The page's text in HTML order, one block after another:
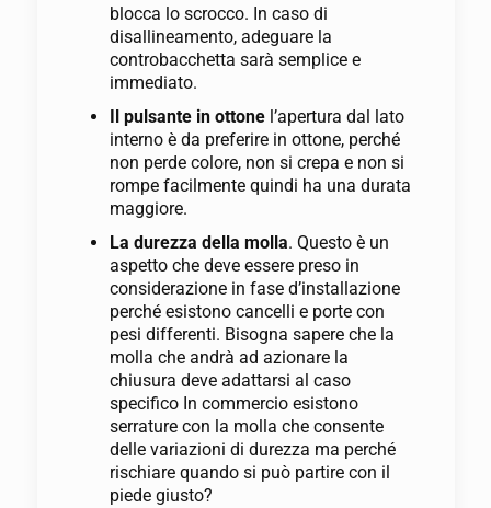
blocca lo scrocco. In caso di
disallineamento, adeguare la
controbacchetta sarà semplice e
immediato.
Il pulsante in ottonel’apertura dal lato
interno è da preferire in ottone, perché
non perde colore, non si crepa e non si
rompe facilmente quindi ha una durata
maggiore.
La durezza della molla. Questo è un
aspetto che deve essere preso in
considerazione in fase d’installazione
perché esistono cancelli e porte con
pesi differenti. Bisogna sapere che la
molla che andrà ad azionare la
chiusura deve adattarsi al caso
specifico In commercio esistono
serrature con la molla che consente
delle variazioni di durezza ma perché
rischiare quando si può partire con il
piede giusto?